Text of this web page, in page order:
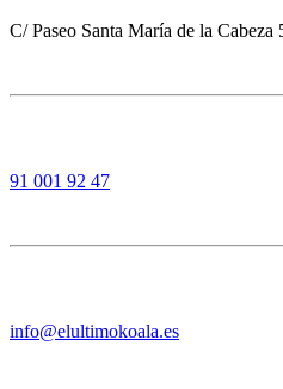
C/ Paseo Santa María de la Cabeza
91 001 92 47
info@elultimokoala.es